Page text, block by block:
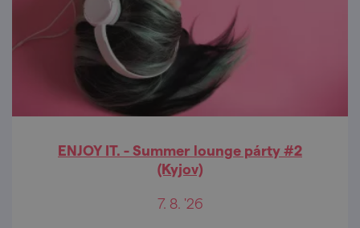
ENJOY IT. - Summer lounge párty #2
(Kyjov)
7. 8. '26